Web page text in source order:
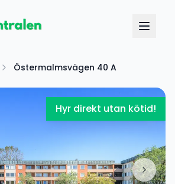
Östermalmsvägen 40 A
Hyr direkt utan kötid!